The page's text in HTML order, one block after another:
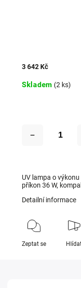
3 642 Kč
Skladem (2 ks)
UV lampa o
příkon 36 W,
Detailní informace
Zeptat se